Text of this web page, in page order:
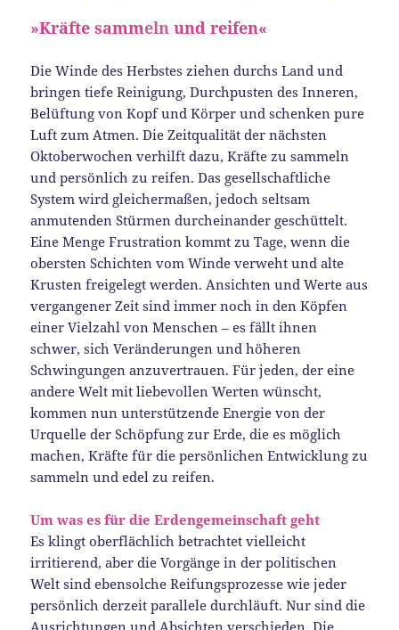
»Kräfte sammelnund reifen«
Die Winde des Herbstes ziehen durchs Land und
bringen tiefe Reinigung, Durchpusten des Inneren,
Belüftung von Kopf und Körper und schenken pure
Luft zum Atmen. Die Zeitqualität der nächsten
Oktoberwochen verhilft dazu, Kräfte zu sammeln
und persönlich zu reifen. Das gesellschaftliche
System wird gleichermaßen, jedoch seltsam
anmutenden Stürmen durcheinander geschüttelt.
Eine Menge Frustration kommt zu Tage, wenn die
obersten Schichten vom Winde verweht und alte
Krusten freigelegt werden. Ansichten und Werte aus
vergangener Zeit sind immer noch in den Köpfen
einer Vielzahl von Menschen – es fällt ihnen
schwer, sich Veränderungen und höheren
Schwingungen anzuvertrauen. Für jeden, der eine
andere Welt mit liebevollen Werten wünscht,
kommen nun unterstützende Energie von der
Urquelle der Schöpfung zur Erde, die es möglich
machen, Kräfte für die persönlichen Entwicklung zu
sammeln und edel zu reifen.
Um was es für die Erdengemeinschaft geht
Es klingt oberflächlich betrachtet vielleicht
irritierend, aber die Vorgänge in der politischen
Welt sind ebensolche Reifungsprozesse wie jeder
persönlich derzeit parallele durchläuft. Nur sind die
Ausrichtungen und Absichten verschieden. Die